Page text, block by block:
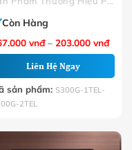
Còn Hàng
vnđ – 203.000 vnđ
từ
đến
Liên Hệ Ngay
sản phẩm: S300G-1TEL-
2TEL